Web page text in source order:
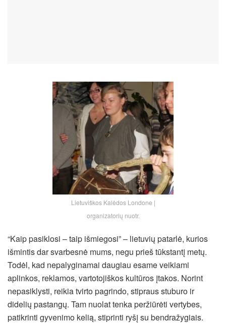
Lietuviškos Kalėdos Londone |
organizatorių nuotr.
“Kaip pasiklosi – taip išmiegosi” – lietuvių patarlė, kurios
išmintis dar svarbesnė mums, negu prieš tūkstantį metų.
Todėl, kad nepalyginamai daugiau esame veikiami
aplinkos, reklamos, vartotojiškos kultūros įtakos. Norint
nepasiklysti, reikia tvirto pagrindo, stipraus stuburo ir
didelių pastangų. Tam nuolat tenka peržiūrėti vertybes,
patikrinti gyvenimo kelią, stiprinti ryšį su bendražygiais.